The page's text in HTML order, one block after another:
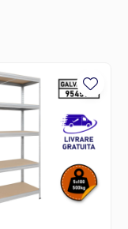
de asemenea
picior de raft
ajutorul unui
stanga-dreapta si
se monteaza prin